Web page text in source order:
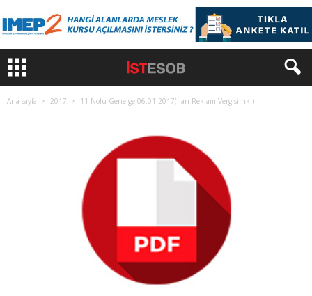
Ana sayfa 2017 11 Nolu Genelge 06.01.2017(İlan Reklam Vergisi hk.)